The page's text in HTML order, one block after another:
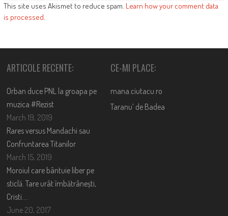
This site uses Akismet to reduce spam. Learn how your comment data
is processed.
ARTICOLE RECENTE:
Orban duce PNL la groapa pe
muzica #Rezist
March 19, 2019
Rares versus Mandachi sau
Confruntarea Titanilor
March 15, 2019
Moroiul care bântuie liber pe
sticlă. Tare urât îmbătrânești,
Cristi….
June 20, 2017
CE-MI PLACE:
mana.ciutacu.ro
Taranu’ de Badea